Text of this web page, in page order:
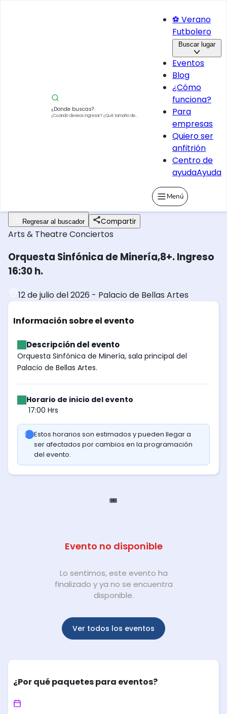
¿Donde buscas?
¿Cuando deseas ingresar?¿Qué tamaño de
⚽ Verano
Futbolero
Buscar lugar
Eventos
Blog
¿Cómo
funciona?
Para
empresas
Quiero ser
anfitrión
Centro de
ayudaAyuda
Menú
Regresar al buscador Compartir
Arts & TheatreConciertos
Orquesta Sinfónica de Minería,8+. Ingreso
16:30 h.
12 de julio del 2026 - Palacio de Bellas Artes
Información sobre el evento
Descripción del evento
Orquesta Sinfónica de Minería, sala principal del
Palacio de Bellas Artes.
Horario de inicio del evento
17:00 Hrs
Estos horarios son estimados y pueden llegar a
ser afectados por cambios en la programación
del evento.
🎟️
Evento no disponible
Lo sentimos, este evento ha
finalizado y ya no se encuentra
disponible.
Ver todos los eventos
¿Por qué paquetes para eventos?